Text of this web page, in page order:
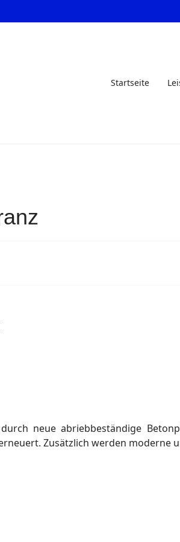
Startseite
neue abriebbeständige
Zusätzlich werden moderne